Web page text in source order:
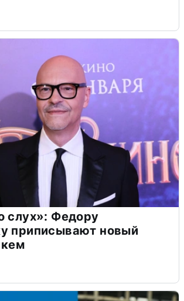
слух»: Федору
приписывают новый